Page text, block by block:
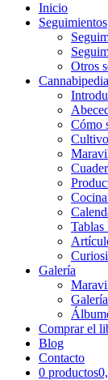
Inicio
Seguimientos
Otros
Cannabipedia
Cómo
Galería
Comprar el
Blog
Contacto
0 productos